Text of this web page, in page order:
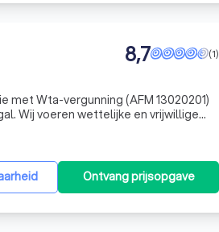
(1)
8,7
met Wta-vergunning (AFM 13020201)
Wij voeren wettelijke en vrijwillige
beoordelingsve
Ontvang prijsopgave